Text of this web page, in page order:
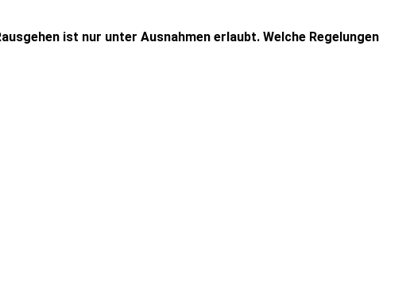
ist nur unter Ausnahmen erlaubt. Welche Regelungen